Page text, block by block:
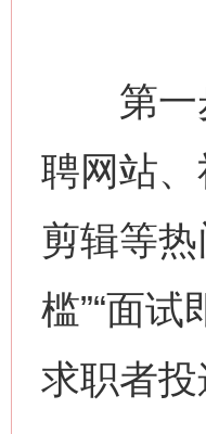
第一步
聘网站
剪辑等热
槛”“面试
求职者